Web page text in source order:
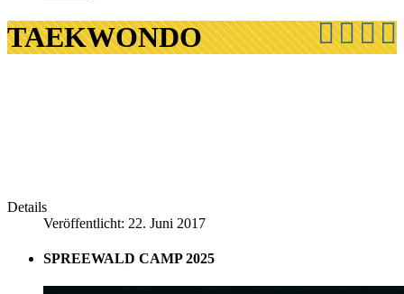
TAEKWONDO
Details
Veröffentlicht: 22. Juni 2017
SPREEWALD CAMP 2025